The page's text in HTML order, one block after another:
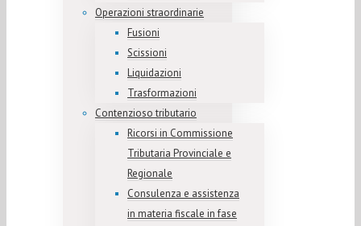
Operazioni straordinarie
Fusioni
Scissioni
Liquidazioni
Trasformazioni
Contenzioso tributario
Ricorsi in Commissione
Tributaria Provinciale e
Regionale
Consulenza e assistenza
in materia fiscale in fase